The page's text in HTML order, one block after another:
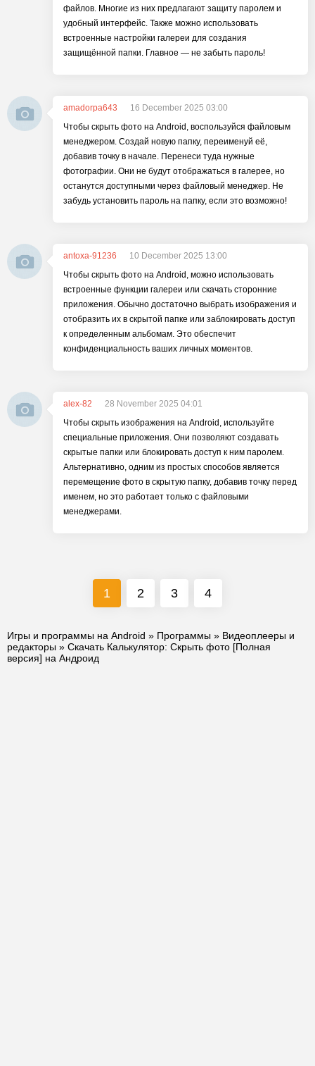
файлов. Многие из них предлагают защиту паролем и
удобный интерфейс. Также можно использовать
встроенные настройки галереи для создания
защищённой папки. Главное — не забыть пароль!
amadorpa643
16 December 2025 03:00
Чтобы скрыть фото на Android, воспользуйся файловым
менеджером. Создай новую папку, переименуй её,
добавив точку в начале. Перенеси туда нужные
фотографии. Они не будут отображаться в галерее, но
останутся доступными через файловый менеджер. Не
забудь установить пароль на папку, если это возможно!
antoxa-91236
10 December 2025 13:00
Чтобы скрыть фото на Android, можно использовать
встроенные функции галереи или скачать сторонние
приложения. Обычно достаточно выбрать изображения и
отобразить их в скрытой папке или заблокировать доступ
к определенным альбомам. Это обеспечит
конфиденциальность ваших личных моментов.
alex-82
28 November 2025 04:01
Чтобы скрыть изображения на Android, используйте
специальные приложения. Они позволяют создавать
скрытые папки или блокировать доступ к ним паролем.
Альтернативно, одним из простых способов является
перемещение фото в скрытую папку, добавив точку перед
именем, но это работает только с файловыми
менеджерами.
1 2 3 4
Игры и программы на Android » Программы » Видеоплееры и
редакторы » Скачать Калькулятор: Cкрыть фото [Полная
версия] на Андроид